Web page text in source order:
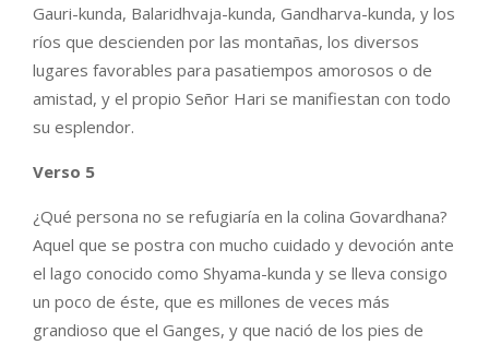
Gauri-kunda, Balaridhvaja-kunda, Gandharva-kunda, y los
ríos que descienden por las montañas, los diversos
lugares favorables para pasatiempos amorosos o de
amistad, y el propio Señor Hari se manifiestan con todo
su esplendor.
Verso 5
¿Qué persona no se refugiaría en la colina Govardhana?
Aquel que se postra con mucho cuidado y devoción ante
el lago conocido como Shyama-kunda y se lleva consigo
un poco de éste, que es millones de veces más
grandioso que el Ganges, y que nació de los pies de